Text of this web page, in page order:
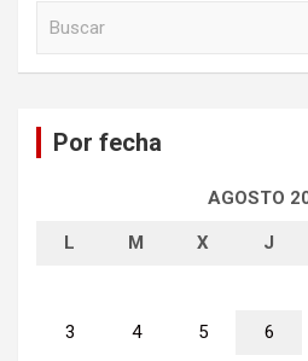
Por fecha
AGOSTO
L M X J
3 4 5 6